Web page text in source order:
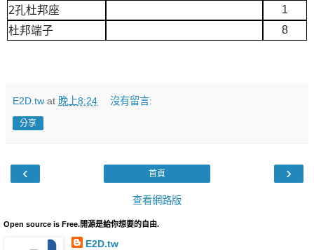
2孔杜邦座 1
杜邦端子 8
E2D.tw at 晚上8:24 沒有留言:
分享
‹ ›
首頁
查看網路版
Open source is Free.開源是給你想要的自由.
E2D.tw